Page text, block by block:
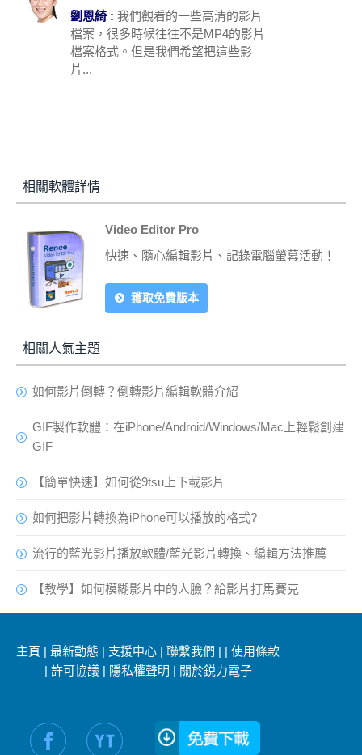
劉恩綺 : 我們觀看的一些高清的影片
檔案，很多時候往往不是MP4的影片
檔案格式。但是我們希望把這些影
片...
相關軟體詳情
Video Editor Pro
快速、隨心編輯影片、記錄電腦螢幕活動！
獲取免費版本
相關人氣主題
如何影片倒轉？倒轉影片編輯軟體介紹
GIF製作軟體：在iPhone/Android/Windows/Mac上輕鬆創建
GIF
【簡單快速】如何從9tsu上下載影片
如何把影片轉換為iPhone可以播放的格式?
流行的藍光影片播放軟體/藍光影片轉換、編輯方法推薦
【教學】如何模糊影片中的人臉？給影片打馬賽克
主頁 |最新動態 | 支援中心 |聯繫我們 | |使用條款
| 許可協議| 隱私權聲明 | 關於鋭力電子
社交媒體信息：